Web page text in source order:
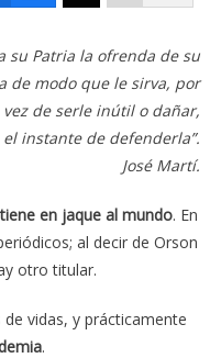
su Patria la ofrenda de su
de modo que le sirva, por
de serle inútil o dañar,
instante de defenderla”.
José Martí.
en jaque al mundo. En
al decir de Orson
otro titular.
vidas, y prácticamente
.